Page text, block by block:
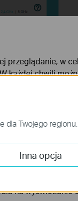
dla Twojego regionu.
Inna opcja
przeglądanie, w
każdej chwili
jest w
i nie moga
ruchu na naszej
naszych
na wyświetlanie